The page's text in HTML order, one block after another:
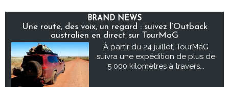
BRAND NEWS
Une route, des voix, un regard : suivez l’Outback
australien en direct sur TourMaG
À partir du 24 juillet, TourMaG
suivra une expédition de plus de
5 000 kilomètres à travers...